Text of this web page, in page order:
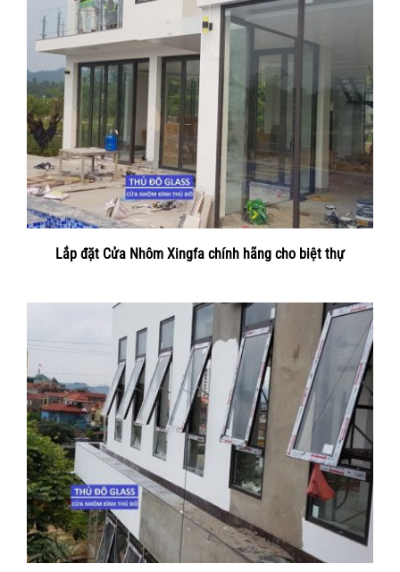
Lắp đặt Cửa Nhôm Xingfa chính hãng cho biệt thự